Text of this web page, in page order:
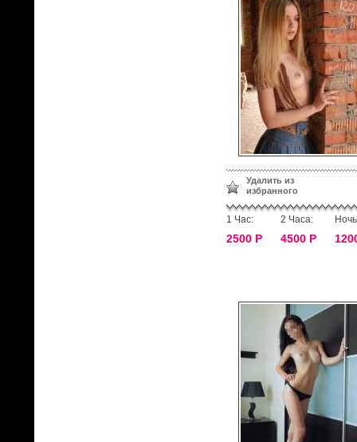
Удалить из
избранного
1 Час:
2500 Р
2 Часа:
4500 Р